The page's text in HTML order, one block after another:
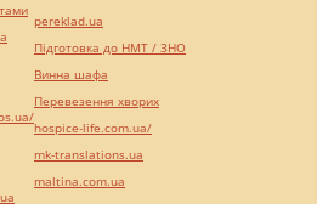
pereklad.ua
Підготовка до НМТ / ЗНО
Винна шафа
Перевезення хворих
hospice-life.com.ua/
mk-translations.ua
maltina.com.ua